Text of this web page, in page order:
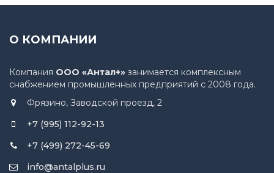
О КОМПАНИИ
Компания ООО «Антал+» занимается комплексным
снабжением промышленных предприятий с 2008 года.
Фрязино, Заводской проезд, 2
+7 (995) 112-92-13
+7 (499) 272-45-69
info@antalplus.ru